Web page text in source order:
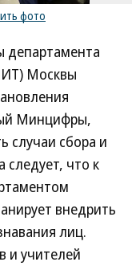
фото
департамента
Москвы
Минцифры,
случаи сбора и
что к
внедрить
лиц.
и учителей